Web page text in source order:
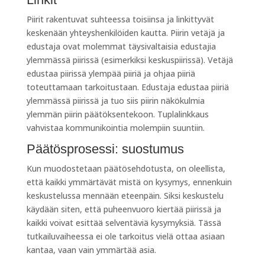
Piirit rakentuvat suhteessa toisiinsa ja linkittyvät
keskenään yhteyshenkilöiden kautta. Piirin vetäjä ja
edustaja ovat molemmat täysivaltaisia edustajia
ylemmässä piirissä (esimerkiksi keskuspiirissä). Vetäjä
edustaa piirissä ylempää piiriä ja ohjaa piiriä
toteuttamaan tarkoitustaan. Edustaja edustaa piiriä
ylemmässä piirissä ja tuo siis piirin näkökulmia
ylemmän piirin päätöksentekoon. Tuplalinkkaus
vahvistaa kommunikointia molempiin suuntiin.
Päätösprosessi: suostumus
Kun muodostetaan päätösehdotusta, on oleellista,
että kaikki ymmärtävät mistä on kysymys, ennenkuin
keskustelussa mennään eteenpäin. Siksi keskustelu
käydään siten, että puheenvuoro kiertää piirissä ja
kaikki voivat esittää selventäviä kysymyksiä. Tässä
tutkailuvaiheessa ei ole tarkoitus vielä ottaa asiaan
kantaa, vaan vain ymmärtää asia.